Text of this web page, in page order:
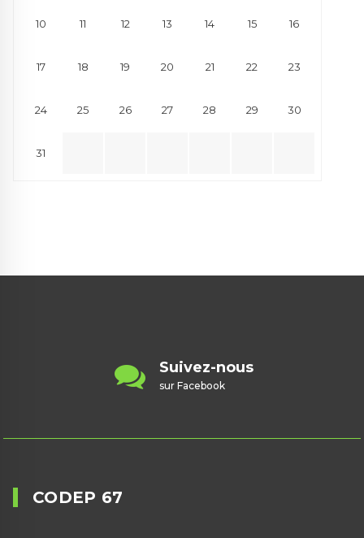
10 11 12 13 14 15 16
17 18 19 20 21 22 23
24 25 26 27 28 29 30
31
Contactez-nous
contact@badminton67.fr
CODEP 67